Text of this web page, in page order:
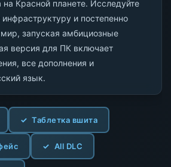
на Красной планете. Исследуйте
и постепенно
запуская амбициозные
версия для ПК включает
все дополнения и
язык.
Таблетка вшита
All DLC